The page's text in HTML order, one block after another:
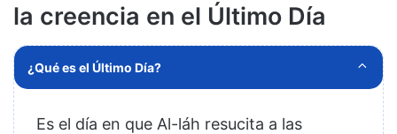
la creencia en el Último Día
¿Qué es el Último Día?
Es el día en que Al-láh resucita a las